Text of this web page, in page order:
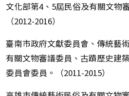
文化部第4、5屆民俗及有關文物
（2012-2016）
臺南市政府文獻委員會、傳統藝
有關文物審議委員、古蹟歷史建
委員會委員。（2011-2015）